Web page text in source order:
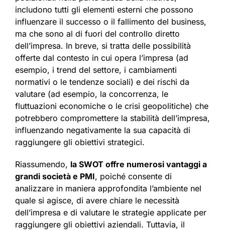
includono tutti gli elementi esterni che possono
influenzare il successo o il fallimento del business,
ma che sono al di fuori del controllo diretto
dell’impresa. In breve, si tratta delle possibilità
offerte dal contesto in cui opera l’impresa (ad
esempio, i trend del settore, i cambiamenti
normativi o le tendenze sociali) e dei rischi da
valutare (ad esempio, la concorrenza, le
fluttuazioni economiche o le crisi geopolitiche) che
potrebbero compromettere la stabilità dell’impresa,
influenzando negativamente la sua capacità di
raggiungere gli obiettivi strategici.
Riassumendo, la SWOT offre numerosi vantaggi a
grandi società e PMI, poiché consente di
analizzare in maniera approfondita l’ambiente nel
quale si agisce, di avere chiare le necessità
dell’impresa e di valutare le strategie applicate per
raggiungere gli obiettivi aziendali. Tuttavia, il